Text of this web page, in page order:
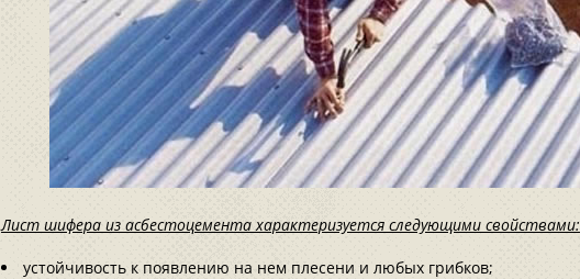
Лист шифера из асбестоцемента характеризуется следующими свойствами:
устойчивость к появлению на нем плесени и любых грибков;